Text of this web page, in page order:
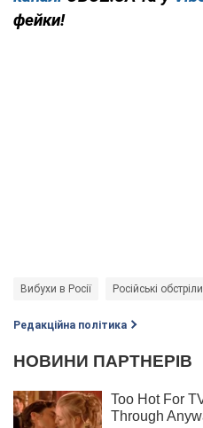
фейки!
Вибухи в Росії Російські обстріли
Редакційна політика